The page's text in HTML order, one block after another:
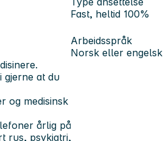
Fast, heltid 100%
Arbeidsspråk
Norsk eller engelsk
gjerne at du
og medisinsk
årlig på
rus, psykiatri,